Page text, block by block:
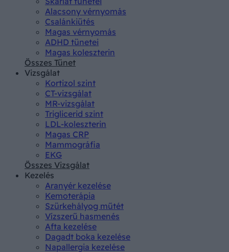
Alacsony vérnyomás
Csalánkiütés
Magas vérnyomás
ADHD tünetei
Magas koleszterin
Összes Tünet
Vizsgálat
Kortizol szint
CT-vizsgálat
MR-vizsgálat
Triglicerid szint
LDL-koleszterin
Magas CRP
Mammográfia
EKG
Összes Vizsgálat
Kezelés
Aranyér kezelése
Kemoterápia
Szürkehályog műtét
Vízszerű hasmenés
Afta kezelése
Dagadt boka kezelése
Napallergia kezelése